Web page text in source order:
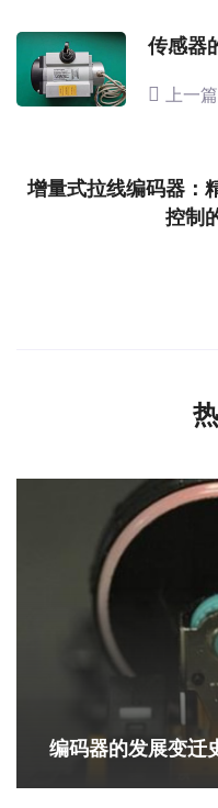
传感器
上一篇
增量式拉线编码器：
控制
编码器的发展变迁